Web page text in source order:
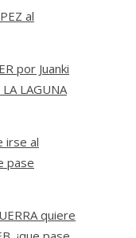
al
por Juanki
LAGUNA
irse al
pase
quiere